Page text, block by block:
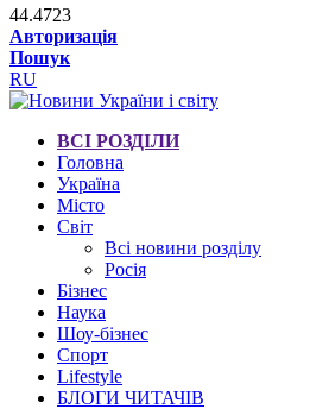
44.4723
Авторизація
Пошук
RU
ВСІ РОЗДІЛИ
Головна
Україна
Місто
Світ
Всі новини розділу
Росія
Бізнес
Наука
Шоу-бізнес
Спорт
Lifestyle
БЛОГИ ЧИТАЧІВ